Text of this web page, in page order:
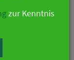
zur Kenntnis